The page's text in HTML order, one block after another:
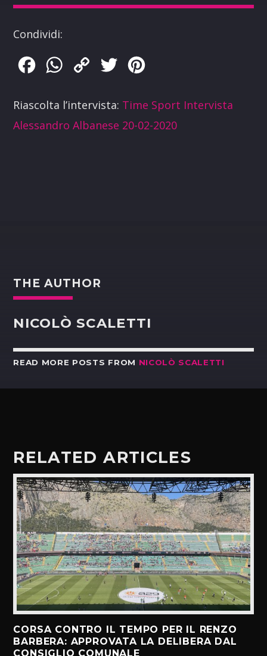
Condividi:
FacebookWhatsApp
Copy
Twitter
Riascolta l’intervista: Time Sport Intervista
Alessandro Albanese 20-02-2020
THE AUTHOR
NICOLÒ SCALETTI
READ MORE POSTS FROM NICOLÒ SCALETTI
RELATED ARTICLES
CORSA CONTRO IL TEMPO PER IL RENZO
BARBERA: APPROVATA LA DELIBERA DAL
CONSIGLIO COMUNALE